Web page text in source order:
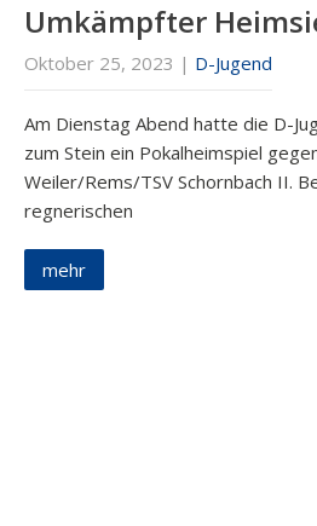
Umkämpfter
Oktober 25, 2023 | D-Jugend
Am Dienstag Abend hatte die D-
zum Stein ein Pokalheimspiel
Weiler/Rems/TSV Schornbach II.
regnerischen
mehr